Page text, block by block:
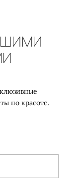
по красоте.